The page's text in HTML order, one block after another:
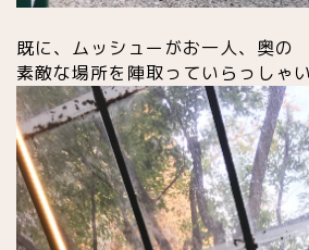
既に、ムッシューがお一人、奥の
素敵な場所を陣取っていらっしゃい